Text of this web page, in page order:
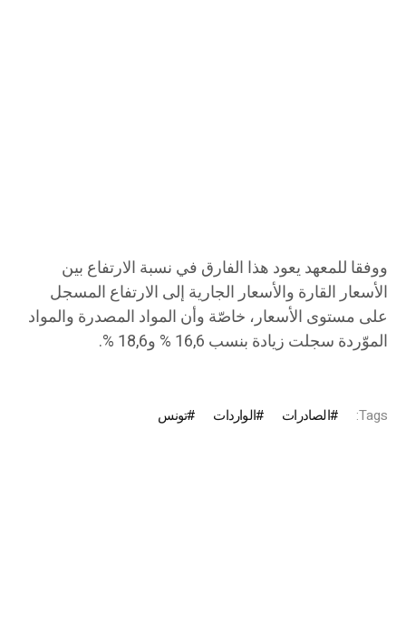
ووفقا للمعهد يعود هذا الفارق في نسبة الارتفاع بين
الأسعار القارة والأسعار الجارية إلى الارتفاع المسجل
على مستوى الأسعار، خاصّة وأن المواد المصدرة والمواد
الموّردة سجلت زيادة بنسب 16,6 % و18,6 %.
Tags: الصادرات الواردات تونس